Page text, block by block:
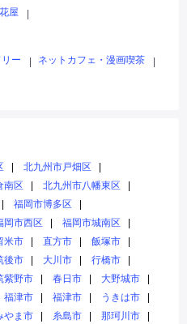
花屋
ー ネットカフェ・漫画喫茶
北九州市戸畑区
南区
北九州市八幡東区
福岡市博多区
岡市西区
福岡市城南区
米市 直方市
飯塚市
後市 大川市
行橋市
紫野市 春日市
大野城市
福津市 福津市
うきは市
やま市 糸島市
那珂川市